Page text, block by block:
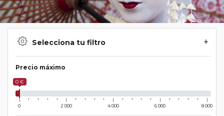
Selecciona tu filtro
Precio máximo
0 €
0 2 000 4 000 6 000 8 000